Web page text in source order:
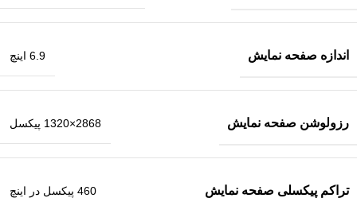
اندازه صفحه نمایش 6.9 اینچ
رزولوشن صفحه نمایش 2868×1320 پیکسل
تراکم پیکسلی صفحه نمایش 460 پیکسل در اینچ